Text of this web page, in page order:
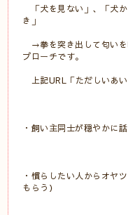
「犬を見ない」、「犬
き」
→拳を突き出して匂いを
プローチです。
上記URL「ただしいあい
・飼い主同士が穏やかに
・慣らしたい人からオヤ
もらう）